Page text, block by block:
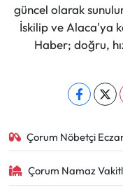
güncel olarak
İskilip ve Alaca'ya
Haber; doğru,
Çorum Nöbetçi
Çorum Namaz